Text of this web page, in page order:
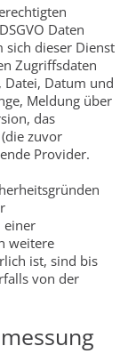
Daten
sich dieser Dienst
Zugriffsdaten
Datei, Datum und
Meldung über
das
zuvor
Provider.
einer
weitere
ist, sind bis
von der